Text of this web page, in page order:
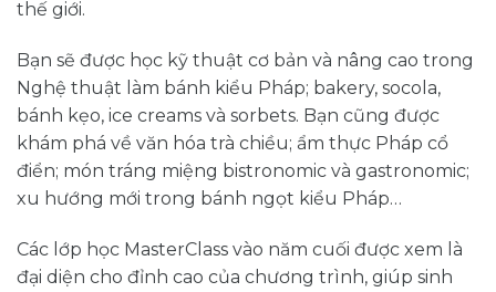
thế giới.
Bạn sẽ được học kỹ thuật cơ bản và nâng cao trong
Nghệ thuật làm bánh kiểu Pháp; bakery, socola,
bánh kẹo, ice creams và sorbets. Bạn cũng được
khám phá về văn hóa trà chiều; ẩm thực Pháp cổ
điển; món tráng miệng bistronomic và gastronomic;
xu hướng mới trong bánh ngọt kiểu Pháp…
Các lớp học MasterClass vào năm cuối được xem là
đại diện cho đỉnh cao của chương trình, giúp sinh